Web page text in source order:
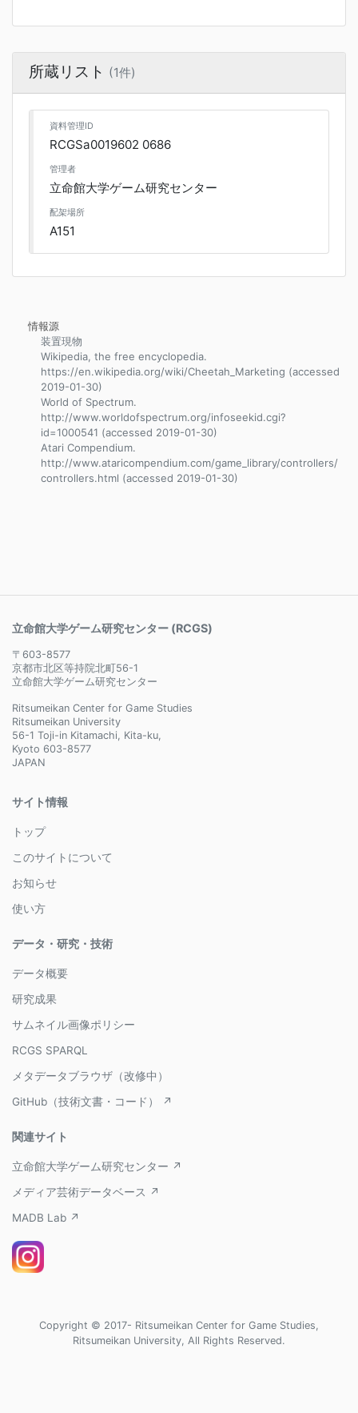
所蔵リスト (1件)
資料管理ID
RCGSa0019602 0686
管理者
立命館大学ゲーム研究センター
配架場所
A151
情報源
装置現物
Wikipedia, the free encyclopedia.
https://en.wikipedia.org/wiki/Cheetah_Marketing (accessed
2019-01-30)
World of Spectrum.
http://www.worldofspectrum.org/infoseekid.cgi?
id=1000541 (accessed 2019-01-30)
Atari Compendium.
http://www.ataricompendium.com/game_library/controllers/
controllers.html (accessed 2019-01-30)
立命館大学ゲーム研究センター (RCGS)
〒603-8577
京都市北区等持院北町56-1
立命館大学ゲーム研究センター
Ritsumeikan Center for Game Studies
Ritsumeikan University
56-1 Toji-in Kitamachi, Kita-ku,
Kyoto 603-8577
JAPAN
サイト情報
トップ
このサイトについて
お知らせ
使い方
データ・研究・技術
データ概要
研究成果
サムネイル画像ポリシー
RCGS SPARQL
メタデータブラウザ（改修中）
GitHub（技術文書・コード） ↗
関連サイト
立命館大学ゲーム研究センター ↗
メディア芸術データベース ↗
MADB Lab ↗
Copyright © 2017- Ritsumeikan Center for Game Studies,
Ritsumeikan University, All Rights Reserved.